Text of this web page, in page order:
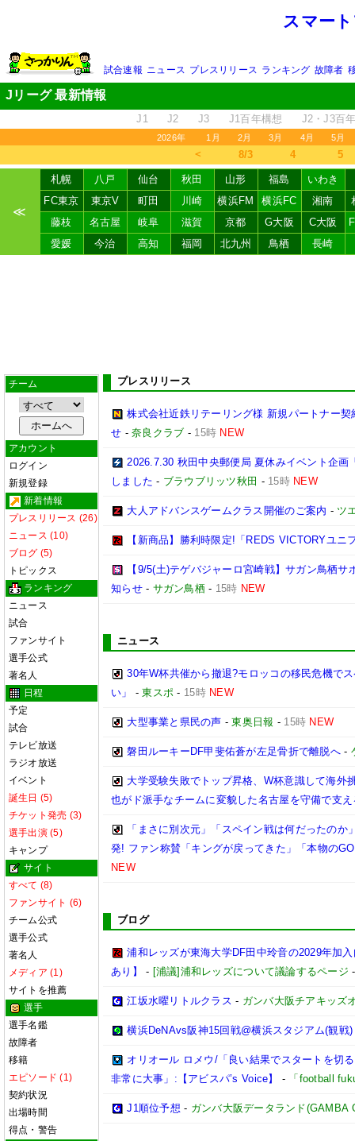
スマー
試合速報 ニュース プレスリリース ランキング 故障者
Jリーグ 最新情報
J1 J2 J3 J1百年構想 J2・J3百
2026年 1月 2月 3月 4月 5月
＜ 8/3 4 5
≪
札幌 八戸 仙台 秋田 山形 福島
いわき
FC東京
東京V 町田 川崎 横浜FM 横浜FC 湘南
藤枝
名古屋 岐阜 滋賀 京都 G大阪 C大阪
愛媛
今治 高知 福岡 北九州 鳥栖 長崎
チーム
アカウント
ログイン
新規登録
新着情報
プレスリリース (26)
ニュース (10)
ブログ (5)
トピックス
ランキング
ニュース
試合
ファンサイト
選手公式
著名人
日程
予定
試合
テレビ放送
ラジオ放送
イベント
誕生日 (5)
チケット発売 (3)
選手出演 (5)
キャンプ
サイト
すべて (8)
ファンサイト (6)
チーム公式
選手公式
著名人
メディア (1)
サイトを推薦
選手
選手名鑑
故障者
移籍
エピソード (1)
契約状況
出場時間
得点・警告
プレスリリース
株式会社近鉄リテーリング様 新規パートナー
せ -奈良クラブ - 15時 NEW
2026.7.30 秋田中央郵便局 夏休みイベント企
しました - ブラウブリッツ秋田 - 15時 NEW
大人アドバンスゲームクラス開催のご案内 - ツ
【新商品】勝利時限定!「REDS VICTORYユニ
【9/5(土)テゲバジャーロ宮崎戦】サガン鳥栖
知らせ- サガン鳥栖- 15時 NEW
ニュース
30年W杯共催から撤退?モロッコの移民危機で
い」
-東スポ - 15時 NEW
大型事業と県民の声 -東奥日報 - 15時 NEW
磐田ルーキーDF甲斐佑蒼が左足骨折で離脱へ-
大学受験失敗でトップ昇格、W杯意識して海
也がド派手なチームに変貌した名古屋を守備で支え
「まさに別次元」「スペイン戦は何だったの
発! ファン称賛「キングが戻ってきた」「本物の
NEW
ブログ
浦和レッズが東海大学DF田中玲音の2029年加
あり】
- [浦議]浦和レッズについて議論するページ
江坂水曜リトルクラス - ガンバ大阪チアキッズ
横浜DeNAvs阪神15回戦@横浜スタジアム(観戦)
オリオール ロメウ/「良い結果でスタートを切
非常に大事」:【アビスパ’s Voice】
- 「football
J1順位予想 - ガンバ大阪データランド(GAMBA